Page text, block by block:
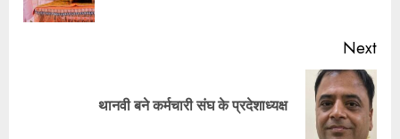
Next
थानवी बने कर्मचारी संघ के प्रदेशाध्यक्ष